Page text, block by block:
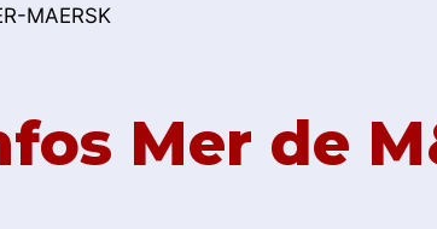
MAERSK
Mer de